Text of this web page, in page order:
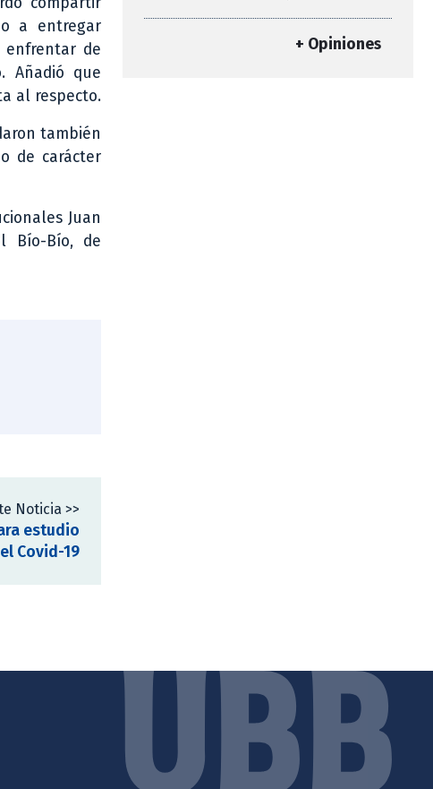
a entregar
enfrentar de
Añadió que
al respecto.
también
de carácter
Juan
Bío-Bío, de
Noticia >>
estudio
Covid-19
+ Opiniones